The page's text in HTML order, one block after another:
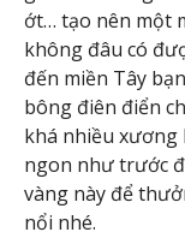
ớt… tạo nên một
không đâu có
đến miền Tây
bông điên điển
khá nhiều xương
ngon như trước
vàng này để
nổi nhé.